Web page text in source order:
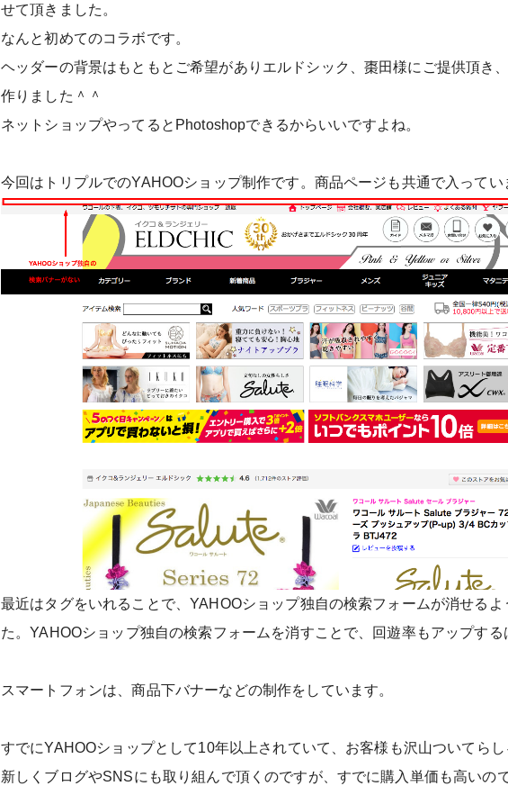
せて頂きました。
なんと初めてのコラボです。
ヘッダーの背景はもともとご希望がありエルドシック、棗田様にご提供頂き
作りました＾＾
ネットショップやってるとPhotoshopできるからいいですよね。
今回はトリプルでのYAHOOショップ制作です。商品ページも共通で入ってい
最近はタグをいれることで、YAHOOショップ独自の検索フォームが消せるよ
た。YAHOOショップ独自の検索フォームを消すことで、回遊率もアップする
スマートフォンは、商品下バナーなどの制作をしています。
すでにYAHOOショップとして10年以上されていて、お客様も沢山ついてら
新しくブログやSNSにも取り組んで頂くのですが、すでに購入単価も高いの